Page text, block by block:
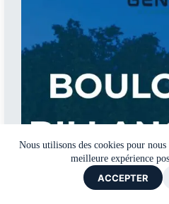
Nous utilisons des cookies pour
meilleure expérience
ACCEPTER